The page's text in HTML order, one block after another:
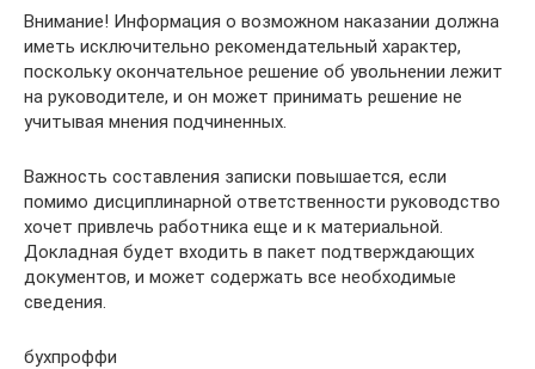
Внимание! Информация о возможном наказании должна
иметь исключительно рекомендательный характер,
поскольку окончательное решение об увольнении лежит
на руководителе, и он может принимать решение не
учитывая мнения подчиненных.
Важность составления записки повышается, если
помимо дисциплинарной ответственности руководство
хочет привлечь работника еще и к материальной.
Докладная будет входить в пакет подтверждающих
документов, и может содержать все необходимые
сведения.
бухпроффи